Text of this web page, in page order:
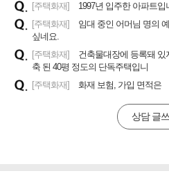
[주택화재]
1997년 입주한 아파트입
[주택화재]
임대 중인 어머님 명의
싶네요.
[주택화재]
건축물대장에 등록돼 있
축 된 40평 정도의 단독주택입니
[주택화재]
화재 보험, 가입 면적은
상담 글